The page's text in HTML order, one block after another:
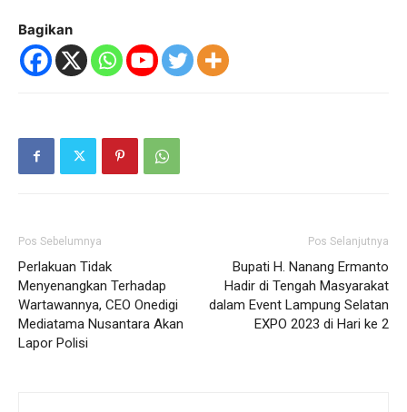
Bagikan
Pos Sebelumnya
Perlakuan Tidak
Menyenangkan Terhadap
Wartawannya, CEO Onedigi
Mediatama Nusantara Akan
Lapor Polisi
Pos Selanjutnya
Bupati H. Nanang Ermanto
Hadir di Tengah Masyarakat
dalam Event Lampung Selatan
EXPO 2023 di Hari ke 2